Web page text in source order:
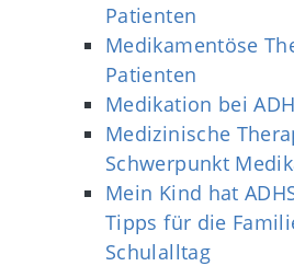
Patienten
Medikamentöse
Patienten
Medikation bei
Medizinische
Schwerpunkt
Mein Kind hat
Tipps für die
Schulalltag